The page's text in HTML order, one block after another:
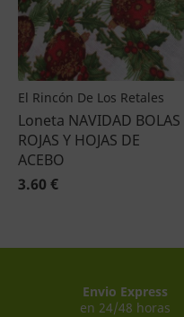
El Rincón De Los Retales
Loneta NAVIDAD BOLAS
ROJAS Y HOJAS DE
ACEBO
3.60 €
Envio Express
en 24/48 horas